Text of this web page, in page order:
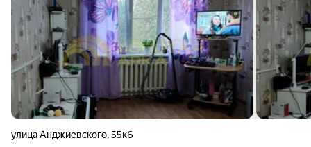
улица Анджиевского,55к6